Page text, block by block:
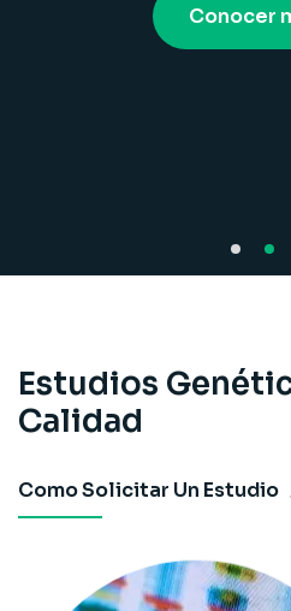
Conocer
Estudios
Calidad
Como Solicitar Un Estudio